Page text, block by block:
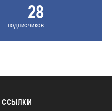
28
подписчиков
ССЫЛКИ